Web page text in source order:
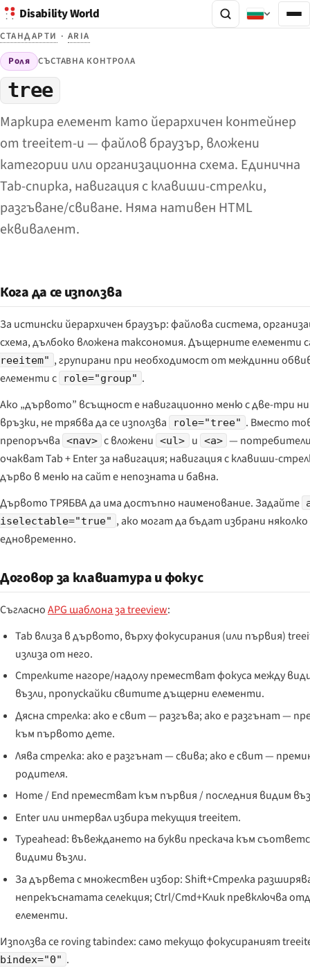
Disability World
СТАНДАРТИ · ARIA
Роля СЪСТАВНА КОНТРОЛА
tree
Маркира елемент като йерархичен контейнер
от treeitem-и — файлов браузър, вложени
категории или организационна схема. Единична
Tab-спирка, навигация с клавиши-стрелки,
разгъване/свиване. Няма нативен HTML
еквивалент.
Кога да се използва
За истински йерархичен браузър: файлова система,
схема, дълбоко вложена таксономия. Дъщерните елементи
reeitem" , групирани при необходимост от междинни
елементи с
role="group" .
Ако „дървото” всъщност е навигационно меню с две-три
връзки, не трябва да се използва
role="tree" . Вместо
препоръчва <nav> с вложени <ul> и <a> —
очакват Tab + Enter за навигация; навигация с клавиши-
дърво в меню на сайт е непозната и бавна.
Дървото ТРЯБВА да има достъпно наименование. Задайте
iselectable="true" , ако могат да бъдат избрани
едновременно.
Договор за клавиатура и фокус
СъгласноAPG шаблона за treeview:
Tab влиза в дървото, върху фокусирания (или първия)
излиза от него.
Стрелките нагоре/надолу преместват фокуса между
възли, пропускайки свитите дъщерни елементи.
Дясна стрелка: ако е свит — разгъва; ако е разгънат —
към първото дете.
Лява стрелка: ако е разгънат — свива; ако е свит —
родителя.
Home / End преместват към първия / последния видим
Enter или интервал избира текущия treeitem.
Typeahead: въвеждането на букви прескача към
видими възли.
За дървета с множествен избор: Shift+Стрелка
непрекъснатата селекция; Ctrl/Cmd+Клик превключва
елементи.
Използва се roving tabindex: само текущо фокусираният
bindex="0" .